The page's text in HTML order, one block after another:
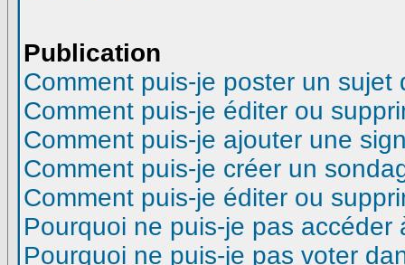
Publication
Comment puis-je poster un sujet
Comment puis-je éditer ou
Comment puis-je ajouter une
Comment puis-je créer un
Comment puis-je éditer ou
Pourquoi ne puis-je pas accéder
Pourquoi ne puis-je pas voter